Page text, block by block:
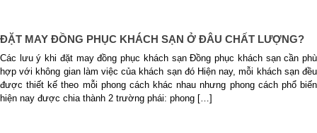
ĐẶT MAY ĐỒNG PHỤC KHÁCH SẠN Ở ĐÂU CHẤT LƯỢNG?
Các lưu ý khi đặt may đồng phục khách sạn Đồng phục khách sạn cần phù
hợp với không gian làm việc của khách sạn đó Hiện nay, mỗi khách sạn đều
được thiết kế theo mỗi phong cách khác nhau nhưng phong cách phổ biến
hiện nay được chia thành 2 trường phái: phong […]